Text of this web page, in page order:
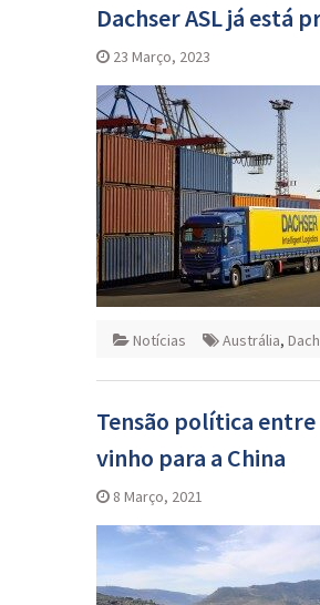
Dachser ASL já está
23 Março, 2023
Notícias Austrália,
Tensão política
vinho para a China
8 Março, 2021